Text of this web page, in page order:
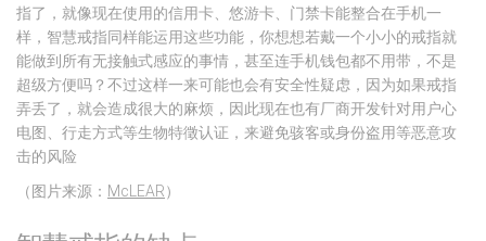
指了，就像现在使用的信用卡、悠游卡、门禁卡能整合在手机一
样，智慧戒指同样能运用这些功能，你想想若戴一个小小的戒指就
能做到所有无接触式感应的事情，甚至连手机钱包都不用带，不是
超级方便吗？不过这样一来可能也会有安全性疑虑，因为如果戒指
弄丢了，就会造成很大的麻烦，因此现在也有厂商开发针对用户心
电图、行走方式等生物特徵认证，来避免骇客或身份盗用等恶意攻
击的风险
（图片来源： McLEAR）